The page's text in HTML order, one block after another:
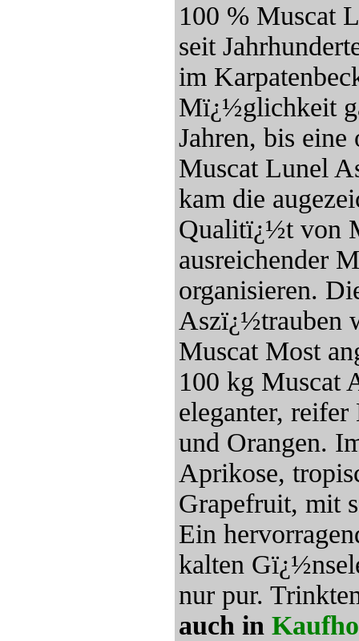
100 % Muscat
seit
im
Mï¿½glichkeit
Jahren, bis eine
Muscat Lunel
kam die
Qualitï¿½t von
ausreichender
organisieren.
Aszï¿½trauben
Muscat Most
100 kg Muscat
eleganter,
und Orangen.
Aprikose,
Grapefruit, mit
Ein
kalten
nur pur.
auch in